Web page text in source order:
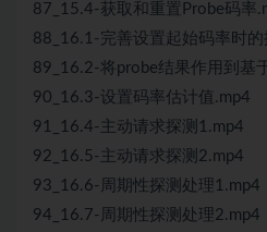
87_15.4-获取和重置Probe码率
88_16.1-完善设置起始码率时的
89_16.2-将probe结果作用到基
90_16.3-设置码率估计值.mp4
91_16.4-主动请求探测1.mp4
92_16.5-主动请求探测2.mp4
93_16.6-周期性探测处理1.mp4
94_16.7-周期性探测处理2.mp4